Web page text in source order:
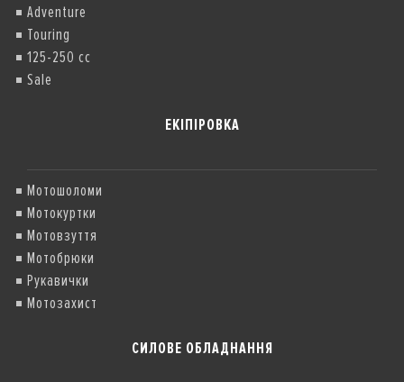
Adventure
Touring
125-250 cc
Sale
ЕКІПІРОВКА
Мотошоломи
Мотокуртки
Мотовзуття
Мотобрюки
Рукавички
Мотозахист
СИЛОВЕ ОБЛАДНАННЯ